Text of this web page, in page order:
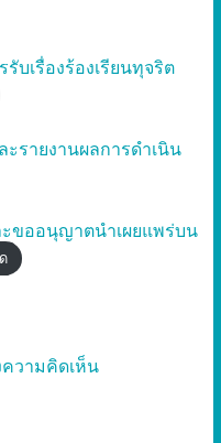
บเรื่องร้องเรียนทุจริต
รายงานผลการดำเนิน
ขออนุญาตนำเผยแพร่บน
วามคิดเห็น